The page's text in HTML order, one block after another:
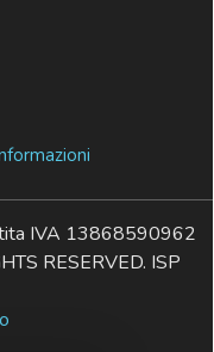
IVA 13868590962
RESERVED. ISP